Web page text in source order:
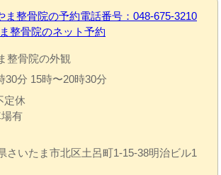
定休
有
さいたま市北区土呂町1-15-38明治ビル1